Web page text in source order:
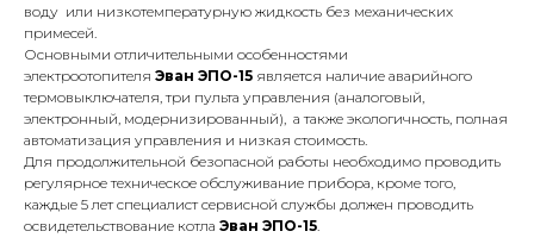
воду или низкотемпературную жидкость без механических
примесей.
Основными отличительными особенностями
электроотопителя Эван ЭПО-15 является наличие аварийного
термовыключателя, три пульта управления (аналоговый,
электронный, модернизированный), а также экологичность, полная
автоматизация управления и низкая стоимость.
Для продолжительной безопасной работы необходимо проводить
регулярное техническое обслуживание прибора, кроме того,
каждые 5 лет специалист сервисной службы должен проводить
освидетельствование котла Эван ЭПО-15
Г.Москва Волоколамское шоссе,
71/22к2
Пн-вс с 9:00 до 18:00
Телефон
8 495 233-79-79
8 985 233-79-79